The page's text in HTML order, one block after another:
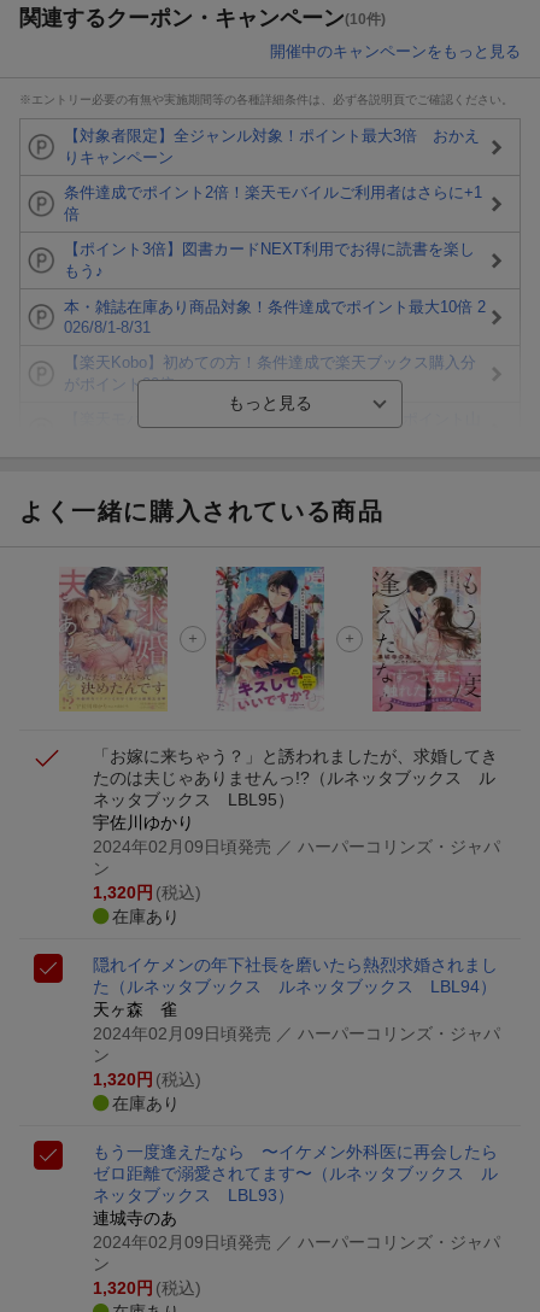
関連するクーポン・キャンペーン(10件)
開催中のキャンペーンをもっと見る
※エントリー必要の有無や実施期間等の各種詳細条件は、必ず各説明頁でご確認ください。
【対象者限定】全ジャンル対象！ポイント最大3倍 おかえ
りキャンペーン
条件達成でポイント2倍！楽天モバイルご利用者はさらに+1
倍
【ポイント3倍】図書カードNEXT利用でお得に読書を楽し
もう♪
本・雑誌在庫あり商品対象！条件達成でポイント最大10倍 2
026/8/1-8/31
【楽天Kobo】初めての方！条件達成で楽天ブックス購入分
がポイント20倍
ト山分け
楽天モバイル紹介キャンペーンの拡散で300円OFFクーポン
進呈
条件達成で楽天限定・宝塚歌劇 宙組貸切公演ペアチケット
が当たる
よく一緒に購入されている商品
「お嫁に来ちゃう？」と誘われましたが、求婚してき
たのは夫じゃありませんっ!? （ルネッタブックス ル
ネッタブックス LBL95）
宇佐川ゆかり
2024年02月09日頃発売 ／ ハーパーコリンズ・ジャパ
ン
1,320円 (税込)
在庫あり
隠れイケメンの年下社長を磨いたら熱烈求婚されまし
た
（ルネッタブックス ルネッタブックス LBL94）
天ヶ森 雀
2024年02月09日頃発売 ／ ハーパーコリンズ・ジャパ
ン
1,320円 (税込)
在庫あり
もう一度逢えたなら 〜イケメン外科医に再会したら
ゼロ距離で溺愛されてます〜 （ルネッタブックス ル
ネッタブックス LBL93）
連城寺のあ
2024年02月09日頃発売 ／ ハーパーコリンズ・ジャパ
ン
1,320円 (税込)